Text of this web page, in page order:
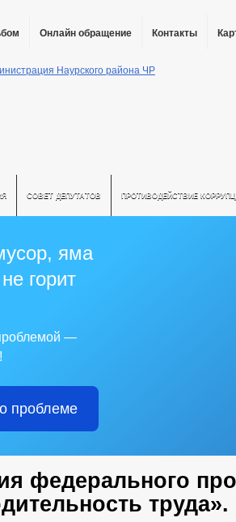
Онлайн обращение Контакты
СОВЕТ ДЕПУТАТОВ ПРОТИВОДЕЙСТВИЕ
яма
горит
—
проблеме
федерального
труда».